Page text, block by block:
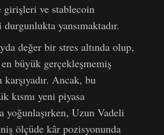
girişleri ve stablecoin
yansımaktadır.
değer bir stres altında olup,
büyük gerçekleşmemiş
karşıyadır. Ancak, bu
kısmı yeni piyasa
yoğunlaşırken, Uzun Vadeli
ölçüde kâr pozisyonunda